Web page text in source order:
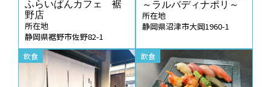
ふらいぱんカフェ 裾
野店
所在地
静岡県裾野市佐野82-1
～ラルバディナポリ～
所在地
静岡県沼津市大岡1960-1
飲食 飲食